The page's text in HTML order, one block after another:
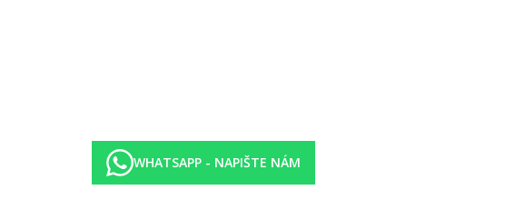
a slunečníky
cca 2,2 km, lehátka a slunečníky jsou zde za poplatek) nebo pláž Vrachinari
WHATSAPP - NAPIŠTE NÁM